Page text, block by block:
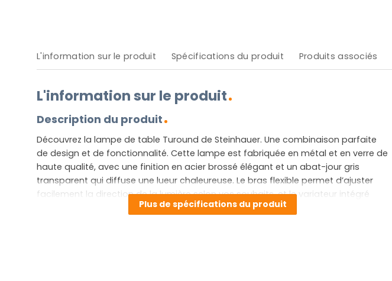
L'information sur le produit Spécifications du produit Produits associés
L'information sur le produit
Description du produit
Découvrez la lampe de table Turound de Steinhauer. Une combinaison parfaite
de design et de fonctionnalité. Cette lampe est fabriquée en métal et en verre de
haute qualité, avec une finition en acier brossé élégant et un abat-jour gris
transparent qui diffuse une lueur chaleureuse. Le bras flexible permet d’ajuster
facilement la direction de la lumière selon vos souhaits, et le variateur intégré
garantit que vous pouvez toujours régler l’intensité et la couleur de la lumière
Plus de spécifications du produit